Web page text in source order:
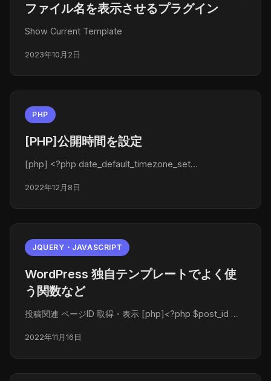
ファイル名を表示させるプラグイン
Show Current Template
2023年10月2日
PHP
[PHP]公開時間を設定
[php] <?php date_default_timezone_set…
2022年12月8日
JQUERY・JAVASCRIPT
WordPress 独自テンプレートでよく使
う関数など
投稿関連 ページID 取得・表示 [php]<?php $post_id …
2022年11月16日